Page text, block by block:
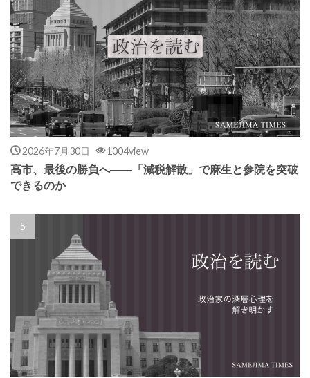
2026年7月30日 1004view
高市、最後の勝負へ――「減税解散」で麻生と参院を突破
できるのか